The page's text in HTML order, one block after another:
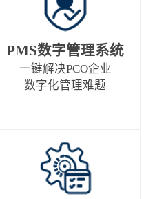
PMS数字管理系统
一键解决PCO企业
数字化管理难题